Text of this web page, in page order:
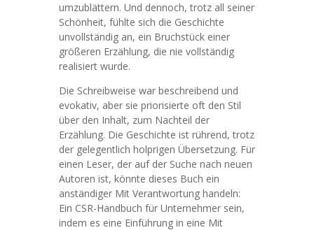
umzublättern. Und dennoch, trotz all seiner
Schönheit, fühlte sich die Geschichte
unvollständig an, ein Bruchstück einer
größeren Erzählung, die nie vollständig
realisiert wurde.
Die Schreibweise war beschreibend und
evokativ, aber sie priorisierte oft den Stil
über den Inhalt, zum Nachteil der
Erzählung. Die Geschichte ist rührend, trotz
der gelegentlich holprigen Übersetzung. Für
einen Leser, der auf der Suche nach neuen
Autoren ist, könnte dieses Buch ein
anständiger Mit Verantwortung handeln:
Ein CSR-Handbuch für Unternehmer sein,
indem es eine Einführung in eine Mit